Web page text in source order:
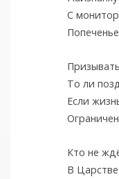
С
То ли
Если
Кто не
В